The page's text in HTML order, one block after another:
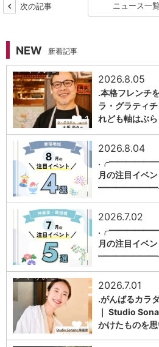
次の記事 ニュース一覧
NEW 新着記事
1
2026.8.05
.本格フレンチ
ラ・グラティ
れども軸はぶ
1
2026.8.04
月の注目イ
━━━━━━━╯8
1
2026.7.02
月の注目イ
━━━━━━━╯7
1
2026.7.01
.がんばるカラ
｜ Studio
かけたものを